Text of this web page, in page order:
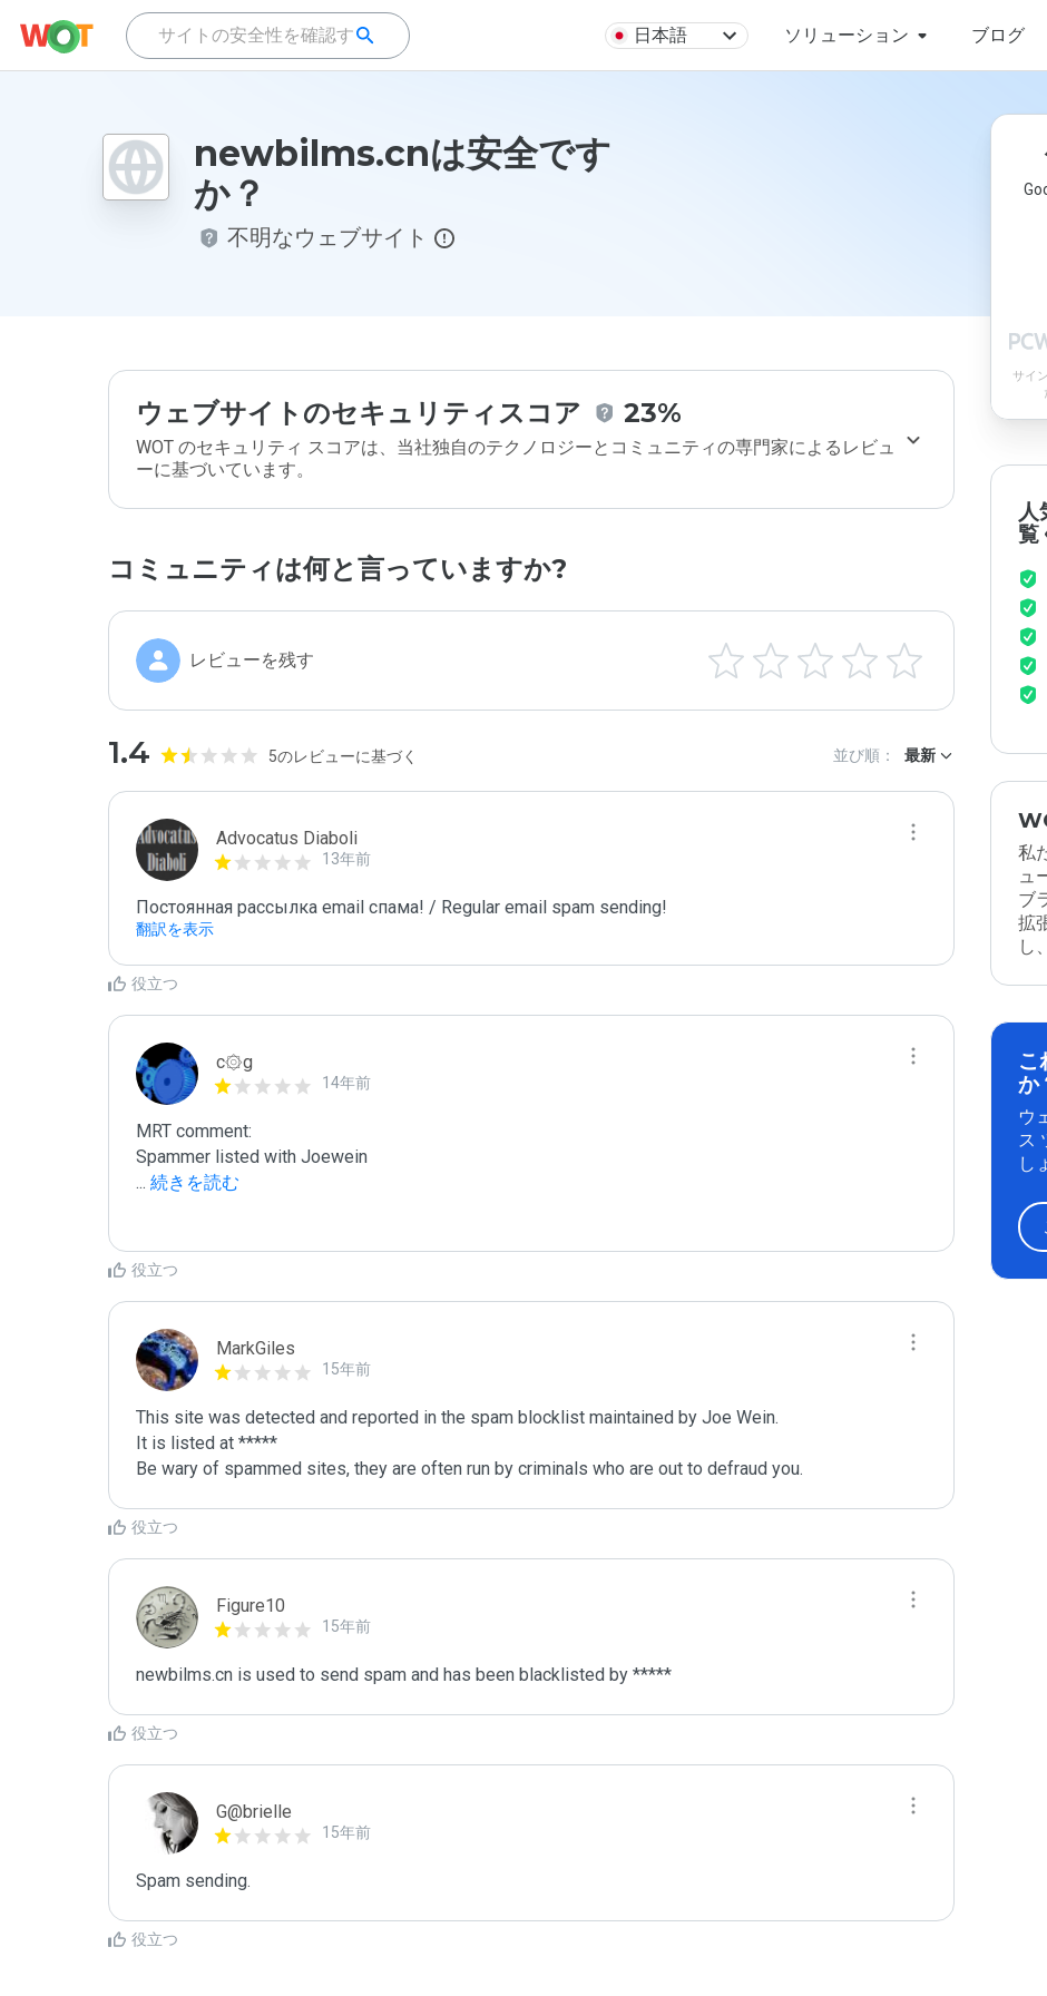
日本語 ソリューション ブログ
newbilms.cnは安全です
か？
不明なウェブサイト
ウェブサイトのセキュリティスコア 23%
WOT のセキュリティ スコアは、当社独自のテクノロジーとコミュニティの専門家によるレビュ
ーに基づいています。
コミュニティは何と言っていますか?
レビューを残す
1.4 5のレビューに基づく 並び順： 最新
Advocatus Diaboli
13年前
Постоянная рассылка email спама! / Regular email spam sending!
翻訳を表示
役立つ
c۞g
14年前
MRT comment:
... 続きを読む
役立つ
MarkGiles
15年前
This site was detected and reported in the spam blocklist maintained by Joe Wein.
It is listed at *****
Be wary of spammed sites, they are often run by criminals who are out to defraud you.
役立つ
Figure10
15年前
newbilms.cn is used to send spam and has been blacklisted by *****
役立つ
G@brielle
15年前
Spam sending.
役立つ
サイ
人
覧
私
ュ
ブ
拡
し
こ
か
ウ
ス
し